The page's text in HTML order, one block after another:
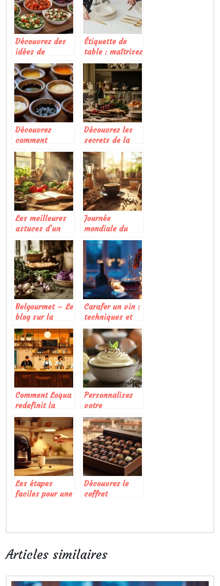
Découvrez des
idées de
salades
composées pour
sublimer vos
buffets et
barbecues
Étiquette de
table : maîtrisez
l’art du repas
formel avec
style
Découvrez
comment
sublimer vos
plats avec des
sauces
japonaises
authentiques
Découvrez les
secrets de la
gastronomie
bordelaise pour
un dîner réussi
Les meilleures
astuces d’un
blog cuisine
pour réussir vos
plats à la
maison
Journée
mondiale du
café : Comment
transformer
votre café en
œuvre d’art
éphémère
Belgourmet – Le
blog sur la
cuisine
alsacienne
Carafer un vin :
techniques et
astuces pour
reveler tous ses
aromes
Comment Loqua
redefinit la
cuisine de
proximite dans
les quartiers
lyonnais
Personnalisez
votre
mayonnaise
sans huile : la
recette secrète
pour une texture
ultra crémeuse
aux épices
exotiques
Les étapes
faciles pour une
Gusto
Découvrez le
coffret
toulousains
Articles similaires